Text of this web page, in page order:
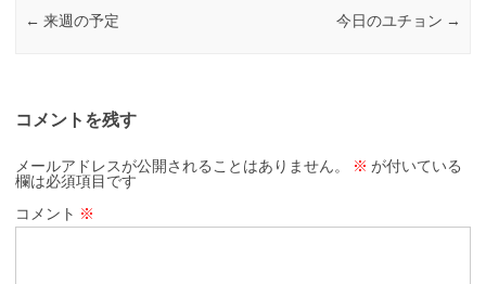
← 来週の予定 今日のユチョン →
コメントを残す
メールアドレスが公開されることはありません。 ※ が付いている
欄は必須項目です
コメント ※